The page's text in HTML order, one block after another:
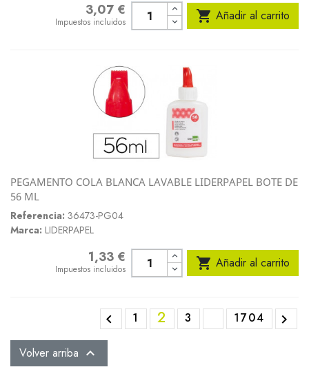
3,07 €
Impuestos incluidos  Añadir al carrito
PEGAMENTO COLA BLANCA LAVABLE LIDERPAPEL BOTE DE
56 ML
Referencia: 36473-PG04
Marca: LIDERPAPEL
1,33 €
Impuestos incluidos  Añadir al carrito
 1 2 3 1704 
Volver arriba 